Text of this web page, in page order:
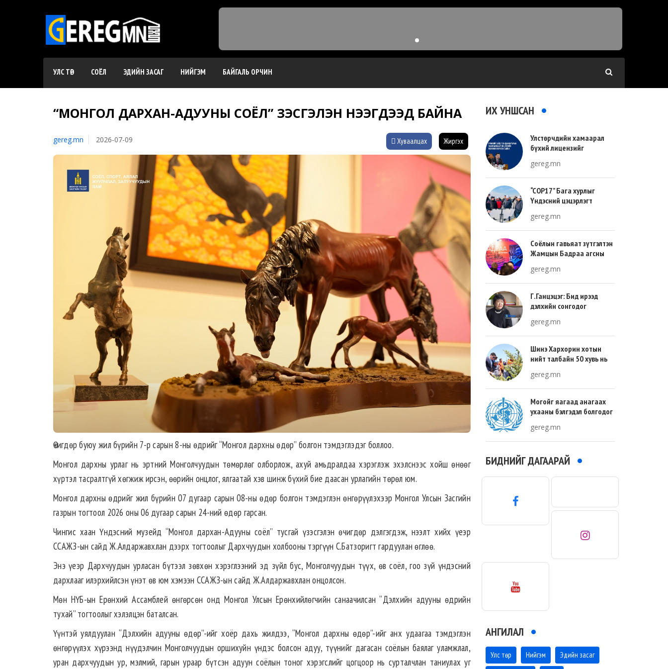
УЛС ТӨР СОЁЛ ЭДИЙН ЗАСАГ НИЙГЭМ БАЙГАЛЬ ОРЧИН
“МОНГОЛ ДАРХАН-АДУУНЫ СОЁЛ” ҮЗЭСГЭЛЭН НЭЭГДЭЭД БАЙНА
gereg.mn 2026-07-09 Хуваалцах Жиргэх
Өчигдөр буюу жил бүрийн 7-р сарын 8-ны өдрийг “Монгол дархны өдөр” болгон тэмдэглэдэг боллоо.
Монгол дархны урлаг нь эртний Монголчуудын төмөрлөг олборлож, ахуй амьдралдаа хэрэглэж эхэлснээс хойш өнөөг
хүртэл тасралтгүй хөгжиж ирсэн, өөрийн онцлог, ялгаатай хэв шинж бүхий бие даасан урлагийн төрөл юм.
Монгол дархны өдрийг жил бүрийн 07 дугаар сарын 08-ны өдөр болгон тэмдэглэн өнгөрүүлэхээр Монгол Улсын Засгийн
газрын тогтоол 2026 оны 06 дугаар сарын 24-ний өдөр гарсан.
Чингис хаан Үндэсний музейд “Монгол дархан-Адууны соёл” тусгай үзэсгэлэн өчигдөр дэлгэгдэж, нээлт хийх үеэр
ССАЖЗ-ын сайд Ж.Алдаржавхлан дээрх тогтоолыг Дархчуудын холбооны тэргүүн С.Батзоригт гардуулан өглөө.
Энэ үеэр Дархчуудын урласан бүтээл зөвхөн хэрэглээний эд зүйл бус, Монголчуудын түүх, өв соёл, гоо зүй үндэсний
дархлааг илэрхийлсэн үнэт өв юм хэмээн ССАЖЗ-ын сайд Ж.Алдаржавхлан онцолсон.
Мөн НҮБ-ын Ерөнхий Ассамблей өнгөрсөн онд Монгол Улсын Ерөнхийлөгчийн санаачилсан “Дэлхийн адууны өдрийн
тухай” тогтоолыг хэлэлцэн баталсан.
Үүнтэй уялдуулан “Дэлхийн адууны өдөр”-ийг хоёр дахь жилдээ, “Монгол дархны өдөр”-ийг анх удаагаа тэмдэглэн
өнгөрүүлэх хүрээнд нүүдэлчин Монголчуудын оршихуйн үндэс болсон адуу, түүнийг дагасан соёлын баялаг уламжлал,
уран дархчуудын ур, мэлмий, гарын ураар бүтсэн адуун соёлын тоног хэрэгслийг цогцоор нь сурталчлан таниулах уг
ИХ УНШСАН
Улстөрчдийн хамаарал
бүхий лицензийг
gereg.mn
“COP17” Бага хурлыг
Үндэсний цэцэрлэгт
зохион байгуулна
gereg.mn
Соёлын гавьяат зүтгэлтэн
Жамцын Бадраа агсны
тохиож байна
gereg.mn
Г.Ганцэцэг: Бид ирээд
дэлхийн сонгодог
хөгжлийн тухай л ярьсан
gereg.mn
Шинэ Хархорин хотын
нийт талбайн 50 хувь нь
хувь нь барилгажих
талбай, 20 хувь нь авто
зам байна
gereg.mn
Могойг яагаад анагаах
ухааны бэлгэдэл болгодог
gereg.mn
БИДНИЙГ ДАГААРАЙ
АНГИЛАЛ
Улс төр Нийгэм Эдийн засаг